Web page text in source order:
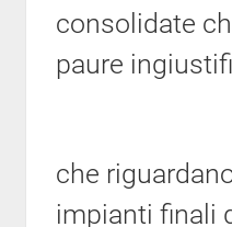
consolidate
paure
che
impianti finali